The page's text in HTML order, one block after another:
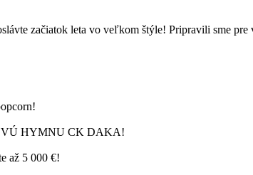
začiatok leta vo veľkom štýle! Pripravili sme
HYMNU CK DAKA!
až 5 000 €!